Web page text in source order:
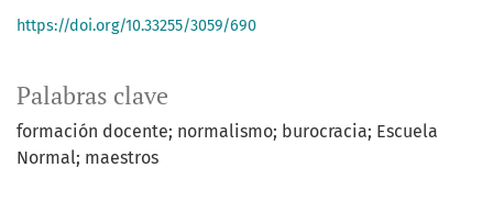
Palabras clave
formación docente; normalismo; burocracia; Escuela
Normal; maestros
https://doi.org/10.33255/3059/690